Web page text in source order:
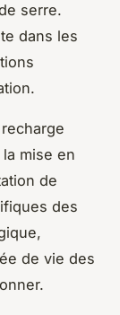
serre.
dans les
mise en
de
des
de vie des